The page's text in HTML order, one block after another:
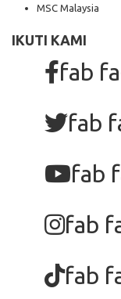
MSC Malaysia
IKUTI KAMI
fab
fab
fab
fab
fab